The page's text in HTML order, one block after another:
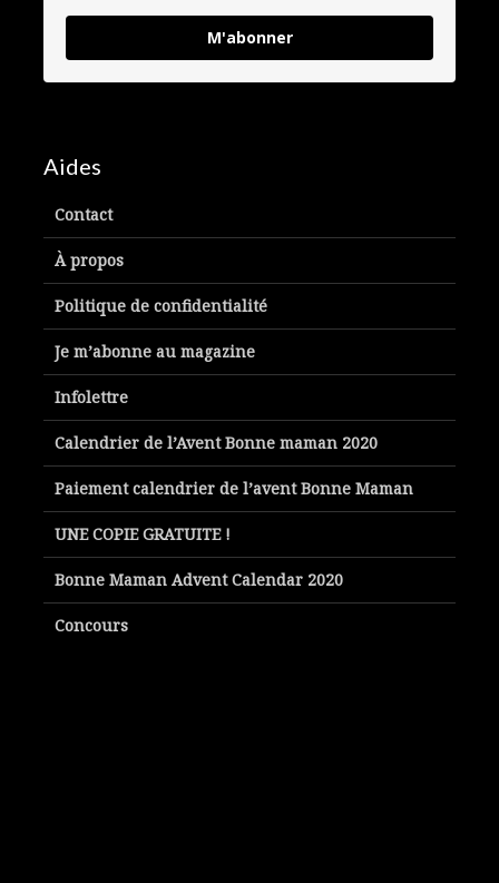
M'abonner
Aides
Contact
À propos
Politique de confidentialité
Je m’abonne au magazine
Infolettre
Calendrier de l’Avent Bonne maman 2020
Paiement calendrier de l’avent Bonne Maman
UNE COPIE GRATUITE !
Bonne Maman Advent Calendar 2020
Concours